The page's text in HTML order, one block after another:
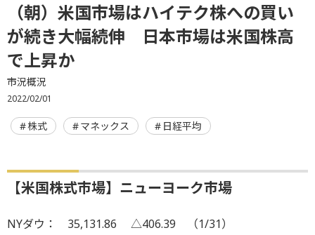
（朝）米国市場はハイテク株への買い
が続き大幅続伸 日本市場は米国株高
で上昇か
市況概況
2022/02/01
株式 マネックス 日経平均
【米国株式市場】ニューヨーク市場
NYダウ： 35,131.86 △406.39 （1/31）